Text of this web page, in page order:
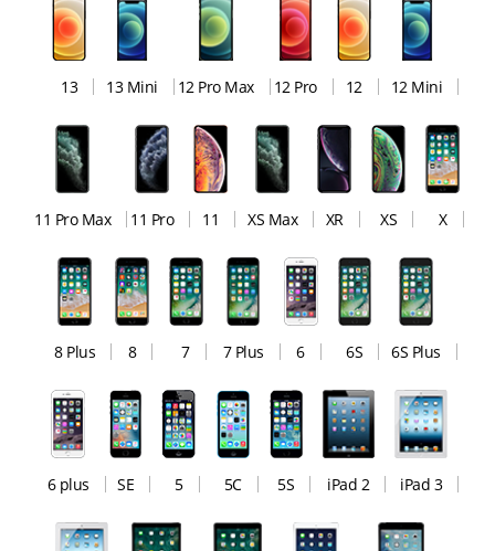
13 13 Mini 12 Pro Max 12 Pro 12 12 Mini
11 Pro Max 11 Pro 11 XS Max XR XS X
8 Plus 8 7 7 Plus 6 6S 6S Plus
6 plus SE 5 5C 5S iPad 2 iPad 3